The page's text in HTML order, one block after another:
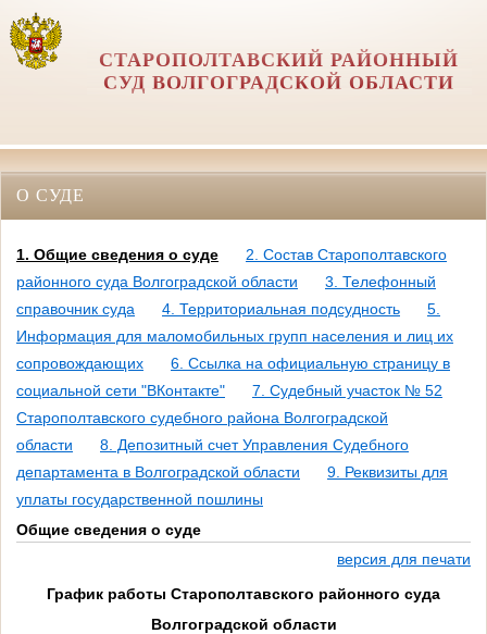
СТАРОПОЛТАВСКИЙ РАЙОННЫЙ
СУД ВОЛГОГРАДСКОЙ ОБЛАСТИ
О СУДЕ
1. Общие сведения о суде
2. Состав Старополтавского
районного суда Волгоградской области
3. Телефонный
справочник суда
4. Территориальная подсудность
5.
Информация для маломобильных групп населения и лиц их
сопровождающих
6. Ссылка на официальную страницу в
социальной сети "ВКонтакте"
7. Судебный участок № 52
Старополтавского судебного района Волгоградской
области
8. Депозитный счет Управления Судебного
департамента в Волгоградской области
9. Реквизиты для
уплаты государственной пошлины
Общие сведения о суде
версия для печати
График работы Старополтавского районного суда
Волгоградской области